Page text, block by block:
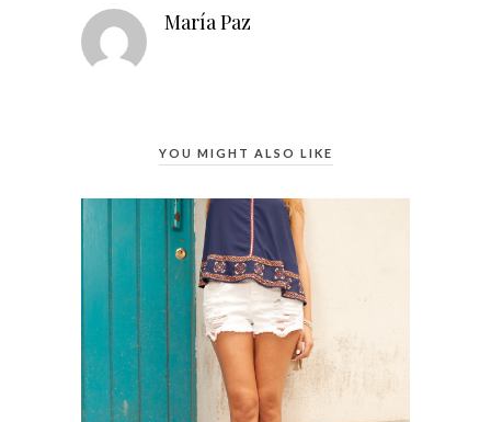
María Paz
YOU MIGHT ALSO LIKE